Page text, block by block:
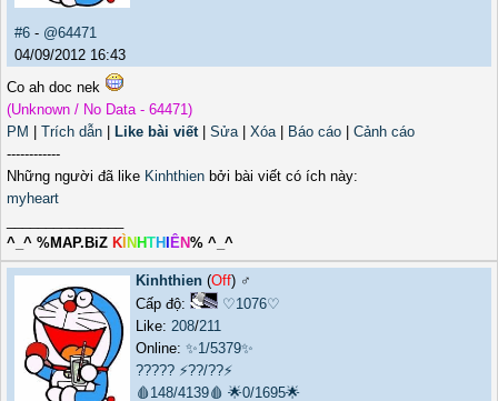
#6 - @64471
04/09/2012 16:43
Co ah doc nek
(Unknown / No Data - 64471)
PM
Trích dẫn Like bài viết| Sửa| Xóa| Báo cáo
Cảnh cáo
------------
Những người đã like Kinhthien bởi bài viết có ích này:
myheart
^_^ %MAP.BiZ K N HTH ÊN% ^_^
Kinhthien(Off) ♂️
Cấp độ:
♡1076♡
Like: 208/211
Online: ✨1/5379✨
????? ⚡??/??⚡
🩸148/4139🩸 🌟0/1695🌟